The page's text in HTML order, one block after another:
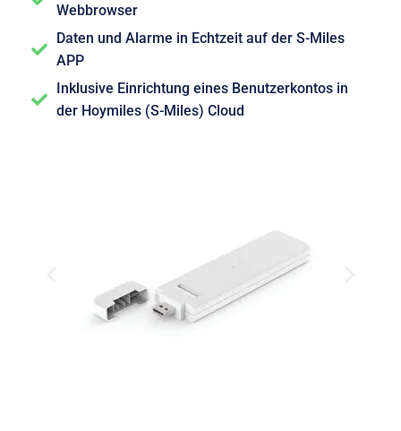
Webbrowser
Daten und Alarme in Echtzeit auf der S-Miles
APP
Inklusive Einrichtung eines Benutzerkontos in
der Hoymiles (S-Miles) Cloud